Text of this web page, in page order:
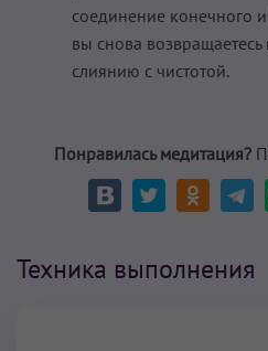
соединение конечного
вы снова
слиянию с чистотой.
Понравилась медитация?
Техника выполнения